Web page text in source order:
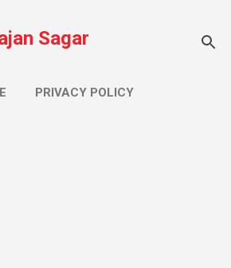
Sagar
PRIVACY POLICY